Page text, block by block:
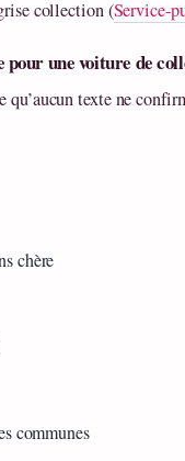
collection (Service-
une voiture de
qu’aucun texte ne
chère
communes